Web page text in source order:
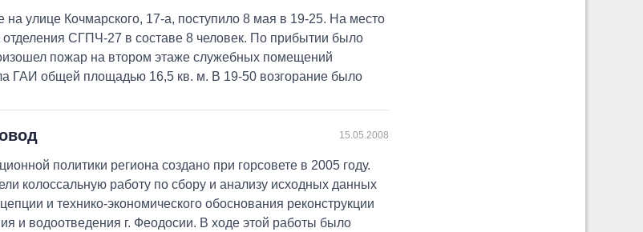
улице Кочмарского, 17-а, поступило 8 мая в 19-25. На место
СГПЧ-27 в составе 8 человек. По прибытии было
пожар на втором этаже служебных помещений
ГАИ общей площадью 16,5 кв. м. В 19-50 возгорание было
15.05.2008
политики региона создано при горсовете в 2005 году.
колоссальную работу по сбору и анализу исходных данных
и технико-экономического обоснования реконструкции
и водоотведения г. Феодосии. В ходе этой работы было